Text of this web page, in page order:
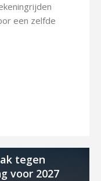
een zelfde
tegen
voor 2027